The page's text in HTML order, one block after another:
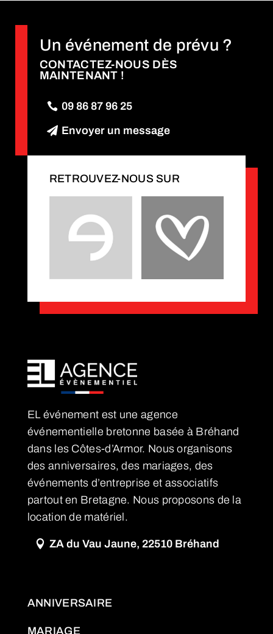
Un événement de prévu ?
CONTACTEZ-NOUS DÈS
MAINTENANT !
09 86 87 96 25
Envoyer un message
RETROUVEZ-NOUS SUR
EL événement est une agence
événementielle bretonne basée à Bréhand
dans les Côtes-d’Armor. Nous organisons
des anniversaires, des mariages, des
événements d’entreprise et associatifs
partout en Bretagne. Nous proposons de la
location de matériel.
ZA du Vau Jaune, 22510 Bréhand
ANNIVERSAIRE
MARIAGE